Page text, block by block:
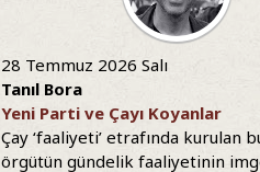
28 Temmuz 2026 Salı
Tanıl Bora
Yeni Parti ve Çayı Koyanlar
Çay ‘faaliyeti’ etrafında kurulan
örgütün gündelik faaliyetinin